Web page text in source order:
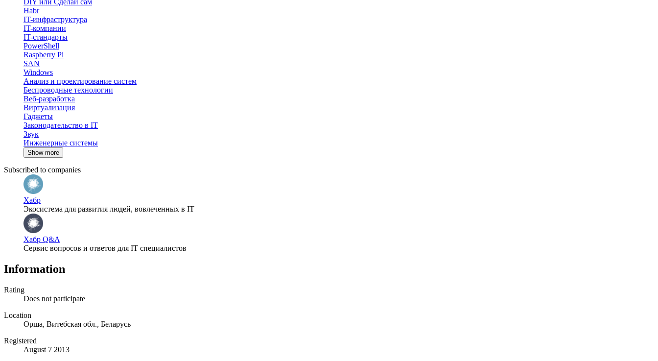
DIY или Сделай сам
Habr
IT-инфраструктура
IT-компании
IT-стандарты
PowerShell
Raspberry Pi
SAN
Windows
Анализ и проектирование систем
Беспроводные технологии
Веб-разработка
Виртуализация
Гаджеты
Законодательство в IT
Звук
Инженерные системы
Show more
Subscribed to companies
Хабр
Экосистема для развития людей, вовлеченных в IT
Хабр Q&A
Сервис вопросов и ответов для IT специалистов
Information
Rating
Does not participate
Location
Орша, Витебская обл., Беларусь
Registered
August 7 2013